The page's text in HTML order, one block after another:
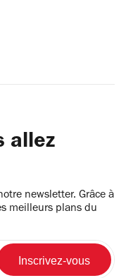
allez
newsletter. Grâce à
meilleurs plans du